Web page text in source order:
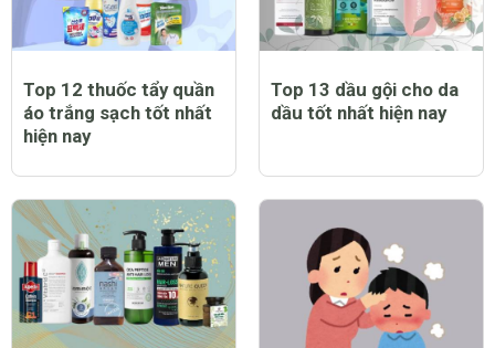
Top 12 thuốc tẩy quần
áo trắng sạch tốt nhất
hiện nay
Top 13 dầu gội cho da
dầu tốt nhất hiện nay